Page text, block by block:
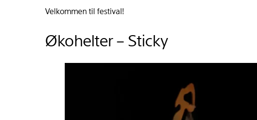
Velkommen til festival!
Økohelter – Sticky